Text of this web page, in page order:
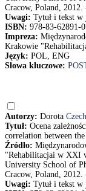
Cracow, Poland,
Uwagi: Tytuł i tekst w
ISBN: 978-83-62891-
Impreza:
Krakowie
Język: POL, ENG
Słowa kluczowe:
Autorzy: Dorota
Tytuł: Ocena
correlation between
Źródło:
"Rehabilitacjai w XXI
University School of
Cracow, Poland,
Uwagi: Tytuł i tekst w